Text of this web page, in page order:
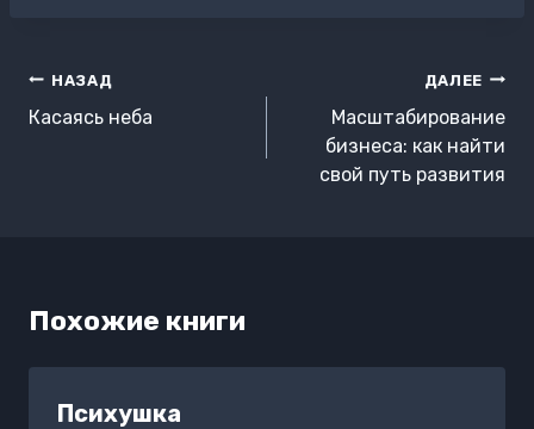
Навигация
по
НАЗАД
Касаясь неба
ДАЛЕЕ
Масштабирование
бизнеса: как найти
свой путь развития
Похожие книги
Психушка